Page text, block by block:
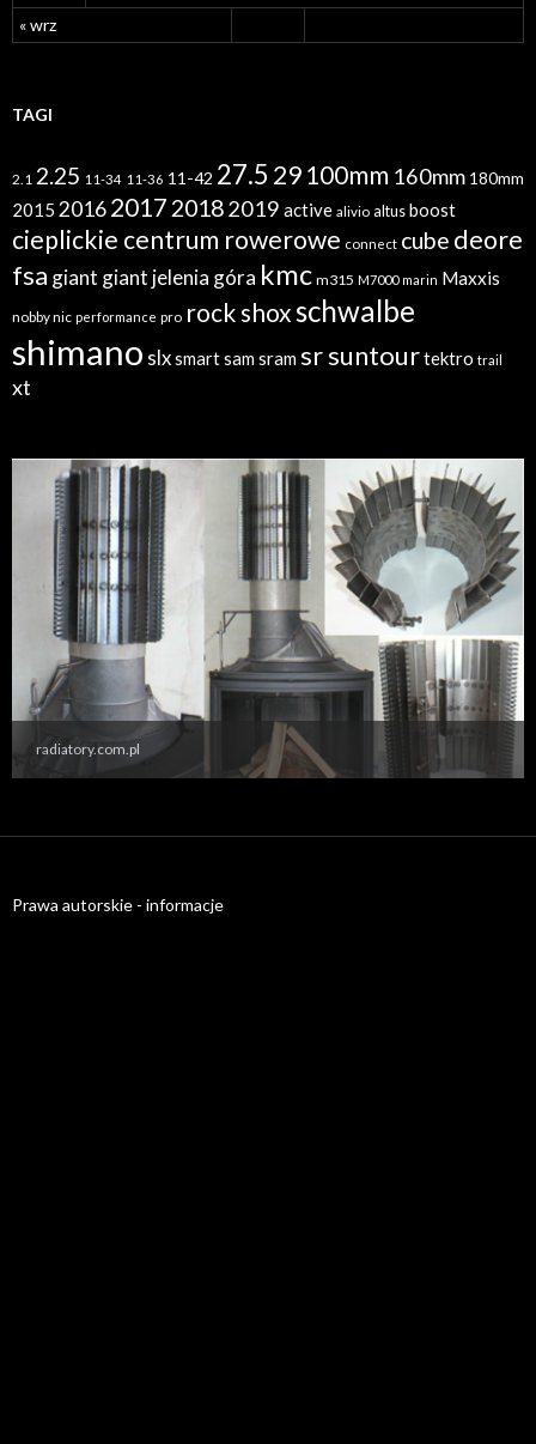
« wrz
TAGI
2.1 2.25 11-34 11-36 11-42 27.5 29 100mm 160mm 180mm
2015 20162017 20182019 active alivio altus boost
cieplickie centrum rowerowe connect cube deore
fsa giant giant jelenia góra kmc m315 M7000 marin Maxxis
nobby nic performance pro rock shox schwalbe
shimano slxsmart sam sramsr suntourtektro trail
xt
radiatory.com.pl
Prawa autorskie - informacje